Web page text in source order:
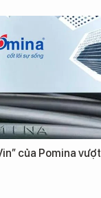
của Pomina vượt